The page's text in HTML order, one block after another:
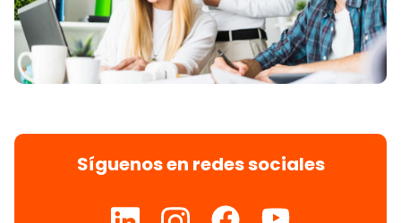
Síguenos en redes sociales